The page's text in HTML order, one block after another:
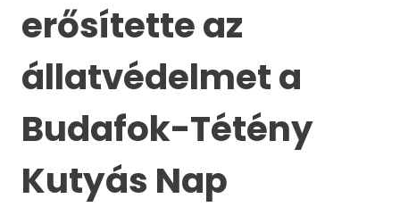
erősítette az
állatvédelmet a
Budafok-Tétény
Kutyás Nap